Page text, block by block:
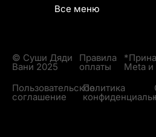
Все меню
© Суши Дяди
Вани 2025
Правила
оплаты
Meta
Пользовательское
соглашение
Политика